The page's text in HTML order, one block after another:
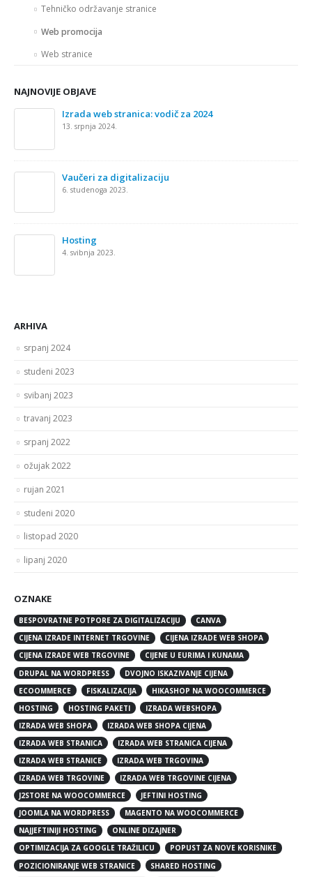
Tehničko održavanje stranice
Web promocija
Web stranice
NAJNOVIJE OBJAVE
Izrada web stranica: vodič za 2024
13. srpnja 2024.
Vaučeri za digitalizaciju
6. studenoga 2023.
Hosting
4. svibnja 2023.
ARHIVA
srpanj 2024
studeni 2023
svibanj 2023
travanj 2023
srpanj 2022
ožujak 2022
rujan 2021
studeni 2020
listopad 2020
lipanj 2020
OZNAKE
BESPOVRATNE POTPORE ZA DIGITALIZACIJU
CANVA
CIJENA IZRADE INTERNET TRGOVINE
CIJENA IZRADE WEB SHOPA
CIJENA IZRADE WEB TRGOVINE
CIJENE U EURIMA I KUNAMA
DRUPAL NA WORDPRESS
DVOJNO ISKAZIVANJE CIJENA
ECOOMMERCE
FISKALIZACIJA
HIKASHOP NA WOOCOMMERCE
HOSTING
HOSTING PAKETI
IZRADA WEBSHOPA
IZRADA WEB SHOPA
IZRADA WEB SHOPA CIJENA
IZRADA WEB STRANICA
IZRADA WEB STRANICA CIJENA
IZRADA WEB STRANICE
IZRADA WEB TRGOVINA
IZRADA WEB TRGOVINE
IZRADA WEB TRGOVINE CIJENA
J2STORE NA WOOCOMMERCE
JEFTINI HOSTING
JOOMLA NA WORDPRESS
MAGENTO NA WOOCOMMERCE
NAJJEFTINIJI HOSTING
ONLINE DIZAJNER
OPTIMIZACIJA ZA GOOGLE TRAŽILICU
POPUST ZA NOVE KORISNIKE
POZICIONIRANJE WEB STRANICE
SHARED HOSTING